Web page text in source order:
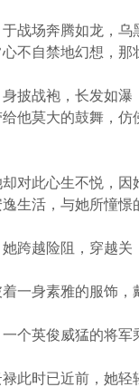
战场奔腾如龙，乌
不自禁地幻想，那
披战袍，长发如瀑
他莫大的鼓舞，仿
对此心生不悦，因
生活，与她所憧憬
跨越险阻，穿越关
一身素雅的服饰，
个英俊威猛的将军
此时已近前，她轻